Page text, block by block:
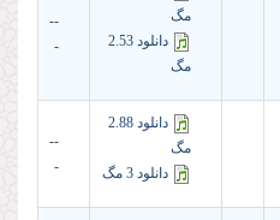
مگ
دانلود 2.53
مگ
--
-
دانلود 2.88
مگ
دانلود 3 مگ
--
-